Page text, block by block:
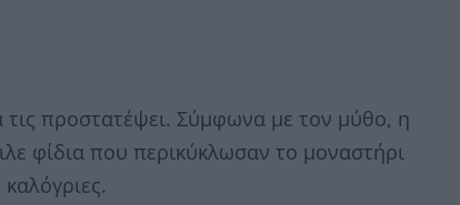
προστατέψει. Σύμφωνα με τον μύθο, η
φίδια που περικύκλωσαν το μοναστήρι